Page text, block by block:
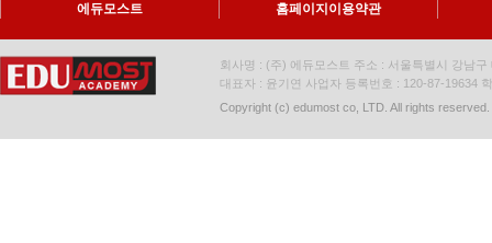
에듀모스트 홈페이지이용약관
회사명 : (주) 에듀모스트 주소 : 서울특별시 강남
대표자 : 윤기연 사업자 등록번호 : 120-87-19634
Copyright (c) edumost co, LTD. All rights reserved.